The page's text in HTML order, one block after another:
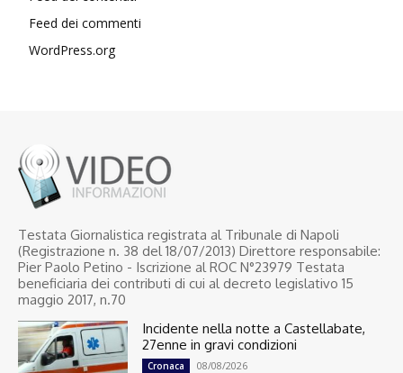
Feed dei commenti
WordPress.org
Testata Giornalistica registrata al Tribunale di Napoli
(Registrazione n. 38 del 18/07/2013) Direttore responsabile:
Pier Paolo Petino - Iscrizione al ROC N°23979 Testata
beneficiaria dei contributi di cui al decreto legislativo 15
maggio 2017, n.70
Incidente nella notte a Castellabate,
27enne in gravi condizioni
Cronaca 08/08/2026